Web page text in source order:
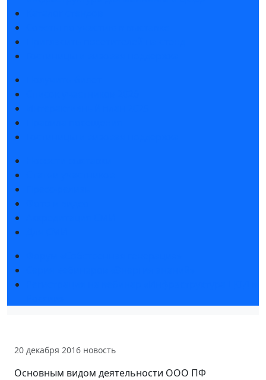
20 декабря 2016 новость
Основным видом деятельности ООО ПФ